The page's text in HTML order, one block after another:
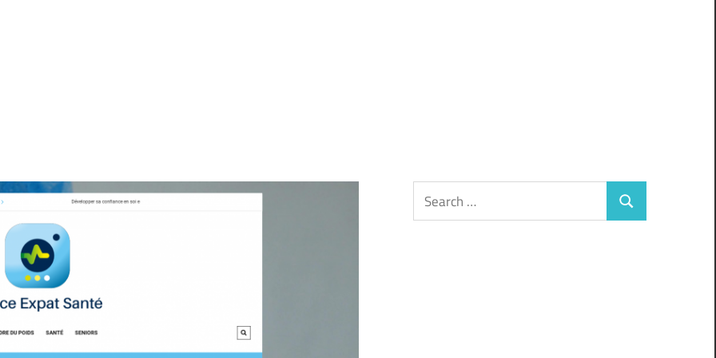
Search
for:
Search